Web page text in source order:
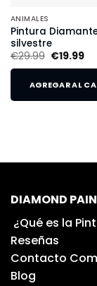
ANIMALES
Pintura
silvestre
€29.99 €19.99
AGREGAR AL
DIAMOND
¿Qué es la
Reseñas
Contacto
Blog